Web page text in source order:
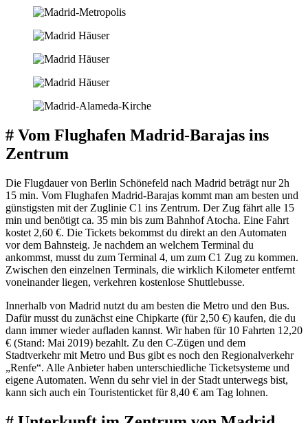
# Vom Flughafen Madrid-Barajas ins
Zentrum
Die Flugdauer von Berlin Schönefeld nach Madrid beträgt nur 2h
15 min. Vom Flughafen Madrid-Barajas kommt man am besten und
günstigsten mit der Zuglinie C1 ins Zentrum. Der Zug fährt alle 15
min und benötigt ca. 35 min bis zum Bahnhof Atocha. Eine Fahrt
kostet 2,60 €. Die Tickets bekommst du direkt an den Automaten
vor dem Bahnsteig. Je nachdem an welchem Terminal du
ankommst, musst du zum Terminal 4, um zum C1 Zug zu kommen.
Zwischen den einzelnen Terminals, die wirklich Kilometer entfernt
voneinander liegen, verkehren kostenlose Shuttlebusse.
Innerhalb von Madrid nutzt du am besten die Metro und den Bus.
Dafür musst du zunächst eine Chipkarte (für 2,50 €) kaufen, die du
dann immer wieder aufladen kannst. Wir haben für 10 Fahrten 12,20
€ (Stand: Mai 2019) bezahlt. Zu den C-Zügen und dem
Stadtverkehr mit Metro und Bus gibt es noch den Regionalverkehr
„Renfe“. Alle Anbieter haben unterschiedliche Ticketsysteme und
eigene Automaten. Wenn du sehr viel in der Stadt unterwegs bist,
kann sich auch ein Touristenticket für 8,40 € am Tag lohnen.